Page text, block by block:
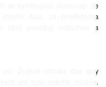
se kynologové domnívají, že
Asie, za pradědečka
obrů považují mohutnou a
Známe zhruba dva typy
psi typu našeho čuvače.